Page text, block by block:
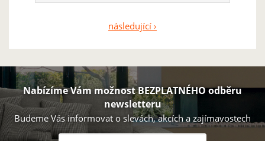
následující ›
Nabízíme Vám možnost BEZPLATNÉHO odběru
newsletteru
Budeme Vás informovat o slevách, akcích a zajímavostech